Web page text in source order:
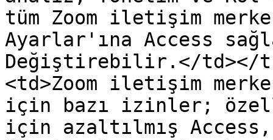
tüm Zoom iletişim
Ayarlar'ına Access
Değiştirebilir.</td></
<td>Zoom iletişim
için bazı izinler;
için azaltılmış